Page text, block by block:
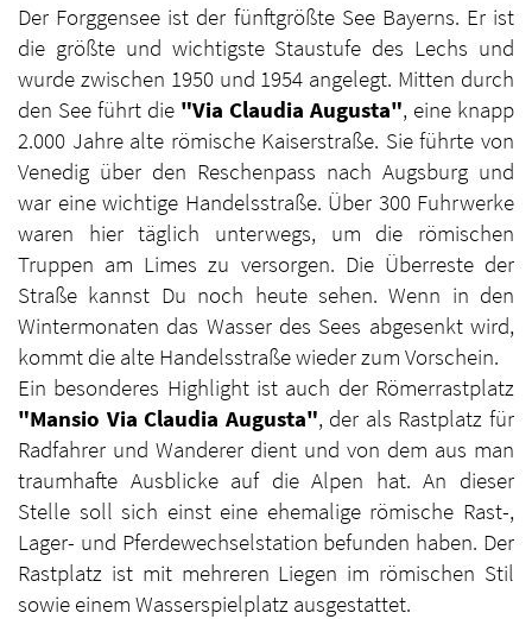
Der Forggensee ist der fünftgrößte See Bayerns. Er ist
die größte und wichtigste Staustufe des Lechs und
wurde zwischen 1950 und 1954 angelegt. Mitten durch
den See führt die "Via Claudia Augusta", eine knapp
2.000 Jahre alte römische Kaiserstraße. Sie führte von
Venedig über den Reschenpass nach Augsburg und
war eine wichtige Handelsstraße. Über 300 Fuhrwerke
waren hier täglich unterwegs, um die römischen
Truppen am Limes zu versorgen. Die Überreste der
Straße kannst Du noch heute sehen. Wenn in den
Wintermonaten das Wasser des Sees abgesenkt wird,
kommt die alte Handelsstraße wieder zum Vorschein.
Ein besonderes Highlight ist auch der Römerrastplatz
"Mansio Via Claudia Augusta", der als Rastplatz für
Radfahrer und Wanderer dient und von dem aus man
traumhafte Ausblicke auf die Alpen hat. An dieser
Stelle soll sich einst eine ehemalige römische Rast-,
Lager- und Pferdewechselstation befunden haben. Der
Rastplatz ist mit mehreren Liegen im römischen Stil
sowie einem Wasserspielplatz ausgestattet.